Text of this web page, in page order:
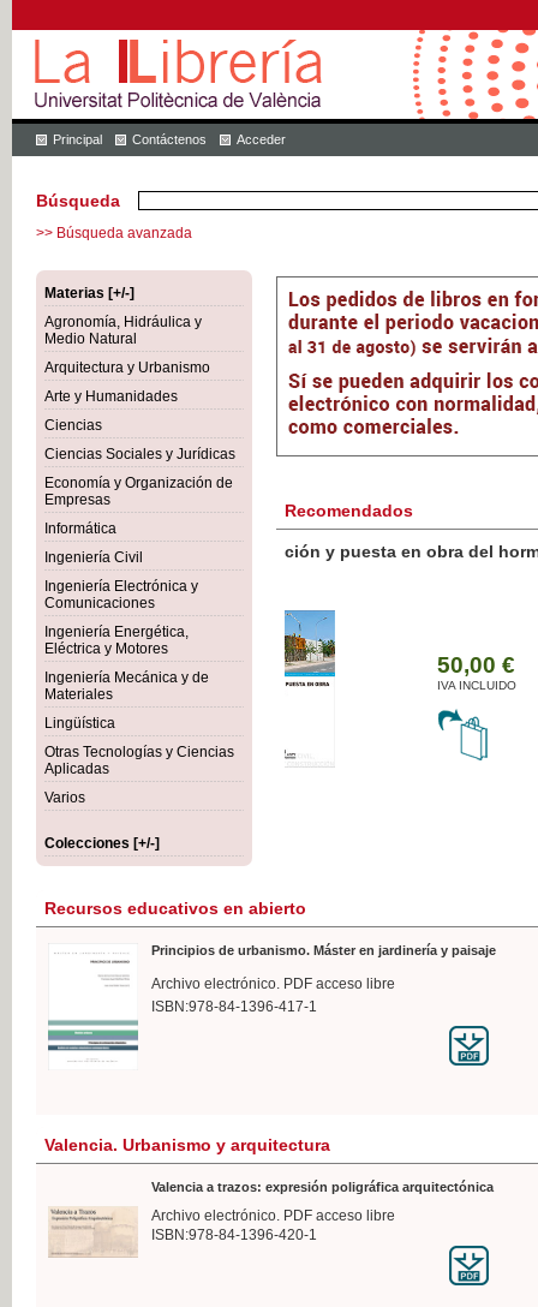
Principal Contáctenos Acceder
Búsqueda
>> Búsqueda avanzada
Materias [+/-]
Agronomía, Hidráulica y
Medio Natural
Arquitectura y Urbanismo
Arte y Humanidades
Ciencias
Ciencias Sociales y Jurídicas
Economía y Organización de
Empresas
Informática
Ingeniería Civil
Ingeniería Electrónica y
Comunicaciones
Ingeniería Energética,
Eléctrica y Motores
Ingeniería Mecánica y de
Materiales
Lingüística
Otras Tecnologías y Ciencias
Aplicadas
Varios
Colecciones [+/-]
Recomendados
Botánica Agroalimentaria
IVA
Recursos educativos en abierto
Principios de urbanismo. Máster en jardinería y paisaje
Archivo electrónico. PDF acceso libre
ISBN:978-84-1396-417-1
Valencia. Urbanismo y arquitectura
Valencia a trazos: expresión poligráfica arquitectónica
Archivo electrónico. PDF acceso libre
ISBN:978-84-1396-420-1